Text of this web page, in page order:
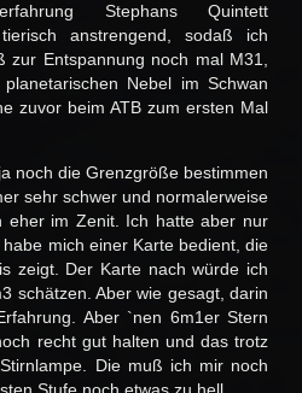
Stephans Quintett
anstrengend, sodaß ich
zur Entspannung noch mal M31,
Nebel im Schwan
zuvor beim ATB zum ersten Mal
noch die Grenzgröße bestimmen
sehr schwer und normalerweise
eher im Zenit. Ich hatte aber nur
mich einer Karte bedient, die
zeigt. Der Karte nach würde ich
schätzen. Aber wie gesagt, darin
Aber `nen 6m1er Stern
recht gut halten und das trotz
Die muß ich mir noch